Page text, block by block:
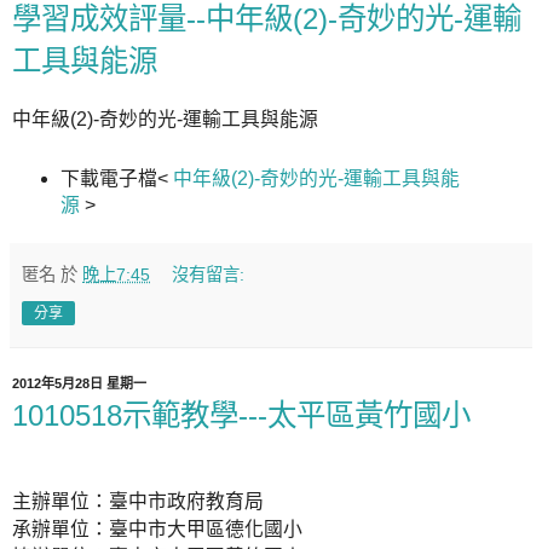
學習成效評量--中年級(2)-奇妙的光-運輸
工具與能源
中年級(2)-奇妙的光-運輸工具與能源
下載電子檔< 中年級(2)-奇妙的光-運輸工具與能
源 >
匿名 於 晚上7:45 沒有留言:
分享
2012年5月28日 星期一
1010518示範教學---太平區黃竹國小
主辦單位：臺中市政府教育局
承辦單位：臺中市大甲區德化國小